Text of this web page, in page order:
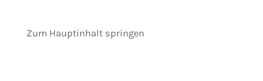
Zum Hauptinhalt springen